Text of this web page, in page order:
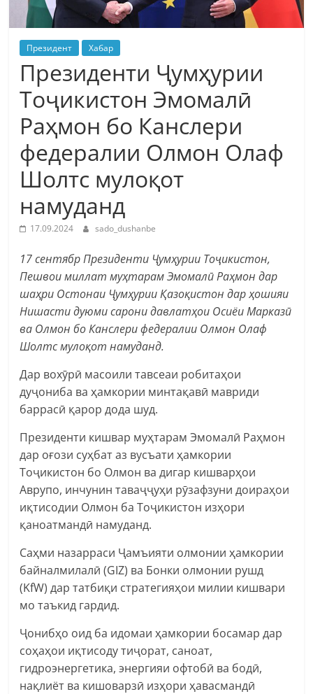
Президент Хабар
Президенти Ҷумҳурии
Тоҷикистон Эмомалӣ
Раҳмон бо Канслери
федералии Олмон Олаф
Шолтс мулоқот
намуданд
17.09.2024 sado_dushanbe
17 сентябр Президенти Ҷумҳурии Тоҷикистон,
Пешвои миллат муҳтарам Эмомалӣ Раҳмон дар
шаҳри Остонаи Ҷумҳурии Қазоқистон дар ҳошияи
Нишасти дуюми сарони давлатҳои Осиёи Марказӣ
ва Олмон бо Канслери федералии Олмон Олаф
Шолтс мулоқот намуданд.
Дар вохӯрӣ масоили тавсеаи робитаҳои
дуҷониба ва ҳамкории минтақавӣ мавриди
баррасӣ қарор дода шуд.
Президенти кишвар муҳтарам Эмомалӣ Раҳмон
дар оғози суҳбат аз вусъати ҳамкории
Тоҷикистон бо Олмон ва дигар кишварҳои
Аврупо, инчунин таваҷҷуҳи рӯзафзуни доираҳои
иқтисодии Олмон ба Тоҷикистон изҳори
қаноатмандӣ намуданд.
Саҳми назарраси Ҷамъияти олмонии ҳамкории
байналмилалӣ (GIZ) ва Бонки олмонии рушд
(KfW) дар татбиқи стратегияҳои милии кишвари
мо таъкид гардид.
Ҷонибҳо оид ба идомаи ҳамкории босамар дар
соҳаҳои иқтисоду тиҷорат, саноат,
гидроэнергетика, энергияи офтобӣ ва бодӣ,
нақлиёт ва кишоварзӣ изҳори ҳавасмандӣ